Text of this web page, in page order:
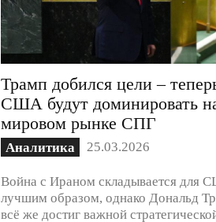
Трамп добился цели –
США будут доминировать
мировом рынке СПГ
Аналитика 25.03.2026
Война с Ираном складывается для
лучшим образом, однако Дональд
всё же достиг важной